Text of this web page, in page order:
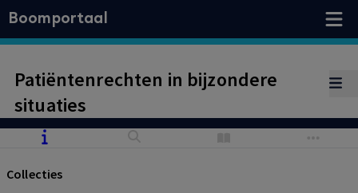
Boomportaal
Patiëntenrechten in bijzondere
situaties
Collecties